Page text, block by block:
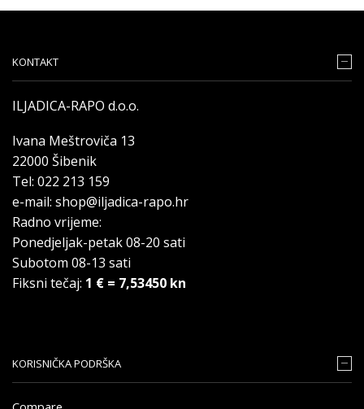
KONTAKT
ILJADICA-RAPO d.o.o.
Ivana Meštroviča 13
22000 Šibenik
Tel: 022 213 159
e-mail: shop@iljadica-rapo.hr
Radno vrijeme:
Ponedjeljak-petak 08-20 sati
Subotom 08-13 sati
Fiksni tečaj: 1 € = 7,53450 kn
KORISNIČKA PODRŠKA